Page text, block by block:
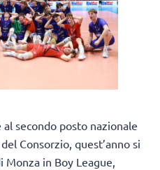
secondo posto nazionale
Consorzio, quest’anno si
in Boy League,